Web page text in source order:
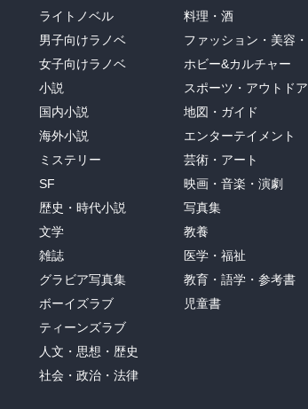
ライトノベル
男子向けラノベ
女子向けラノベ
小説
国内小説
海外小説
ミステリー
SF
歴史・時代小説
文学
雑誌
グラビア写真集
ボーイズラブ
ティーンズラブ
人文・思想・歴史
社会・政治・法律
料理・酒
ファッション・美容
ホビー&カルチャー
スポーツ・アウトドア
地図・ガイド
エンターテイメント
芸術・アート
映画・音楽・演劇
写真集
教養
医学・福祉
教育・語学・参考書
児童書